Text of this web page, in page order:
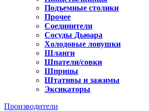
Подъемные столики
Прочее
Соединители
Сосуды Дьюара
Холодовые ловушки
Шланги
Шпатели/совки
Шприцы
Штативы и зажимы
Эксикаторы
Производители